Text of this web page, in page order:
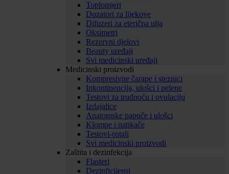
Toplomjeri
Dozatori za lijekove
Difuzeri za eterična ulja
Oksimetri
Rezervni djelovi
Beauty uređaji
Svi medicinski uređaji
Medicinski proizvodi
Kompresivne čarape i steznici
Inkontinencija, ulošci i pelene
Testovi za trudnoću i ovulaciju
Izdajalice
Anatomske papuče i ulošci
Klompe i natikače
Testovi-ostali
Svi medicinski proizvodi
Zaštita i dezinfekcija
Flasteri
Dezinficijensi